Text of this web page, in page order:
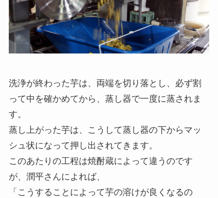
洗浄が終わった芋は、両端を切り落とし、必ず割
って中を確かめてから、蒸し器で一度に蒸されま
す。
蒸し上がった芋は、こうして蒸し器の下からマッ
シュ状になって押し出されてきます。
このあたりの工程は焼酎蔵によって違うのです
が、潤平さんによれば、
「こうすることによって芋の溶けが良くなるの